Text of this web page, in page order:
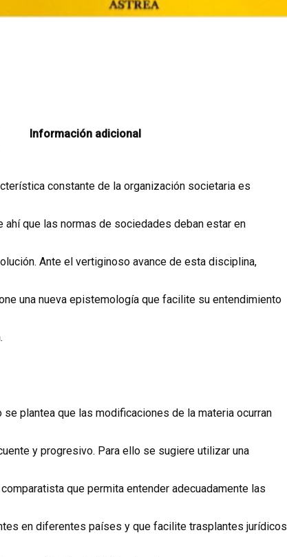
Información adicional
constante de la organización societaria es
ahí que las normas de sociedades deban estar en
Ante el vertiginoso avance de esta disciplina,
una nueva epistemología que facilite su entendimiento
se plantea que las modificaciones de la materia ocurran
y progresivo. Para ello se sugiere utilizar una
que permita entender adecuadamente las
en diferentes países y que facilite trasplantes jurídicos